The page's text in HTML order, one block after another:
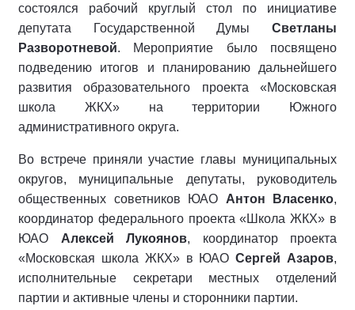
состоялся рабочий круглый стол по инициативе
депутата Государственной Думы Светланы
Разворотневой. Мероприятие было посвящено
подведению итогов и планированию дальнейшего
развития образовательного проекта «Московская
школа ЖКХ» на территории Южного
административного округа.
Во встрече приняли участие главы муниципальных
округов, муниципальные депутаты, руководитель
общественных советников ЮАО Антон Власенко,
координатор федерального проекта «Школа ЖКХ» в
ЮАО Алексей Лукоянов, координатор проекта
«Московская школа ЖКХ» в ЮАОСергей Азаров,
исполнительные секретари местных отделений
партии и активные члены и сторонники партии.